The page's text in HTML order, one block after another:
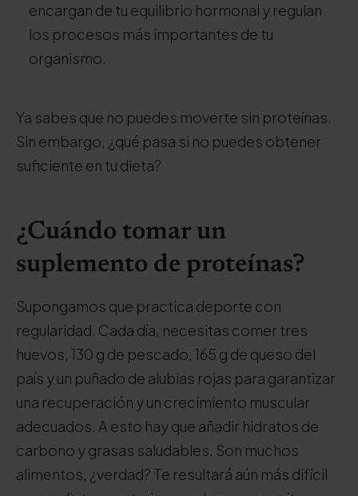
encargan de tu equilibrio hormonal y regulan
los procesos más importantes de tu
organismo.
Ya sabes que no puedes moverte sin proteínas.
Sin embargo, ¿qué pasa si no puedes obtener
suficiente en tu dieta?
¿Cuándo tomar un
suplemento de proteínas?
Supongamos que practica deporte con
regularidad. Cada día, necesitas comer tres
huevos, 130 g de pescado, 165 g de queso del
país y un puñado de alubias rojas para garantizar
una recuperación y un crecimiento muscular
adecuados. A esto hay que añadir hidratos de
carbono y grasas saludables. Son muchos
alimentos, ¿verdad? Te resultará aún más difícil